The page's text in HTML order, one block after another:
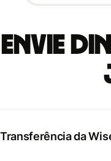
Envie
Transferência da